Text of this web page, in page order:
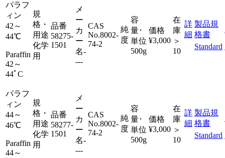
パラフ
ィン
42～
44℃
Paraffin
42～
44ﾟC
規
格・
用途
化学
用
品番
58275-
1501
メ
ー
カ
ー
名-
---
CAS
No.8002-
74-2
純
度
容
量･
単位
500g
価格
¥3,000
在
庫
＞
10
詳
細
製品規
格書
Standard
パラフ
ィン
44～
46℃
Paraffin
44～
規
格・
用途
化学
用
品番
58277-
1501
メ
ー
カ
ー
名-
---
CAS
No.8002-
74-2
純
度
容
量･
単位
500g
価格
¥3,000
在
庫
＞
10
詳
細
製品規
格書
Standard